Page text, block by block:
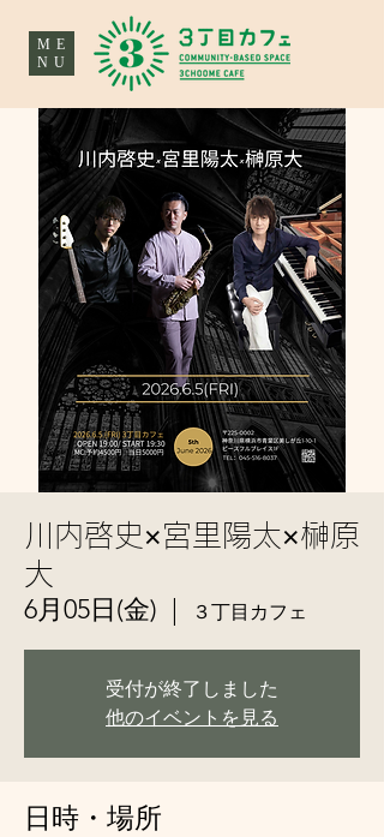
ME
NU
川内啓史×宮里陽太×榊原
大
6月05日(金) ３丁目カフェ
受付が終了しました
他のイベントを見る
日時・場所